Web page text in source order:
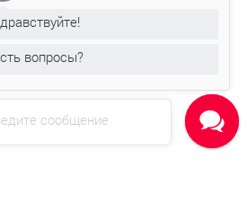
02 марта 2016
сообщение
вопросы?